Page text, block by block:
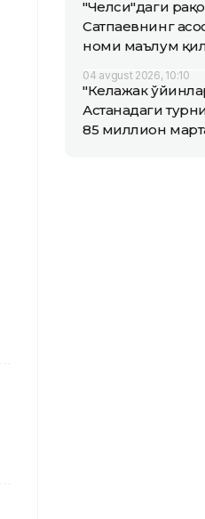
"Челси"даги
Сатпаевнинг
номи маълум
04 avgust 2026, 10:10
"Келажак
Астанадаги
85 миллион